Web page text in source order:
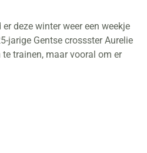
deze winter weer een weekje
jarige Gentse crossster Aurelie
trainen, maar vooral om er